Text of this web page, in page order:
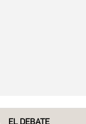
EL DEBATE